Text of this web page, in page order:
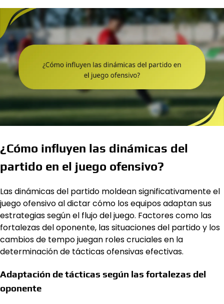
¿Cómo influyen las dinámicas del
partido en el juego ofensivo?
Las dinámicas del partido moldean significativamente el
juego ofensivo al dictar cómo los equipos adaptan sus
estrategias según el flujo del juego. Factores como las
fortalezas del oponente, las situaciones del partido y los
cambios de tempo juegan roles cruciales en la
determinación de tácticas ofensivas efectivas.
Adaptación de tácticas según las fortalezas del
oponente